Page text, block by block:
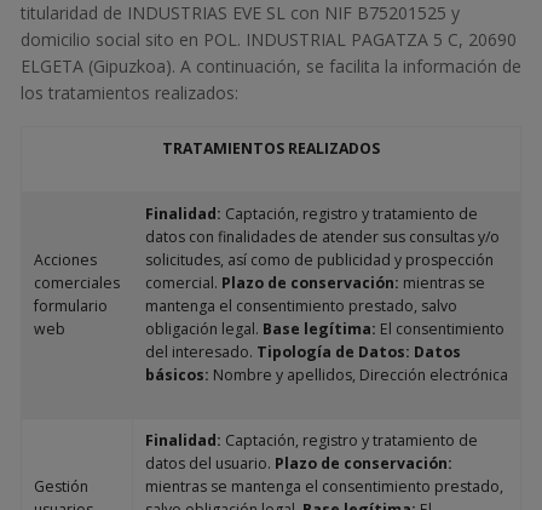
titularidad de INDUSTRIAS EVE SL con NIF B75201525 y
domicilio social sito en POL. INDUSTRIAL PAGATZA 5 C, 20690
ELGETA (Gipuzkoa). A continuación, se facilita la información de
los tratamientos realizados:
TRATAMIENTOS REALIZADOS
Acciones
comerciales
formulario
web
Finalidad: Captación, registro y tratamiento de
datos con finalidades de atender sus consultas y/o
solicitudes, así como de publicidad y prospección
comercial. Plazo de conservación: mientras se
mantenga el consentimiento prestado, salvo
obligación legal. Base legítima: El consentimiento
del interesado. Tipología de Datos: Datos
básicos: Nombre y apellidos, Dirección electrónica
Gestión
Finalidad: Captación, registro y tratamiento de
datos del usuario. Plazo de conservación:
mientras se mantenga el consentimiento prestado,